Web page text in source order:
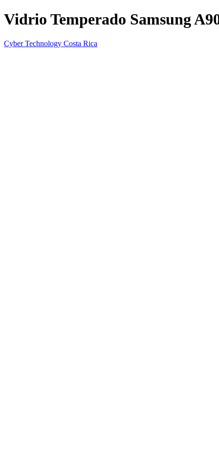
Vidrio Temperado Samsung
Cyber Technology Costa Rica